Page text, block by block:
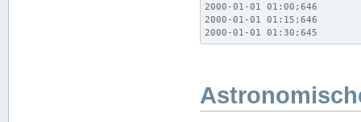
2000-01-01 01:00;646
2000-01-01 01:15;646
2000-01-01 01:30;645